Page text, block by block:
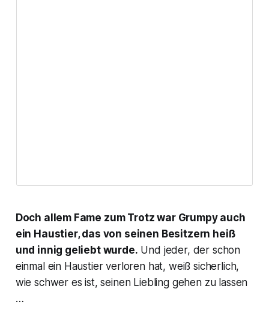
Doch allem Fame zum Trotz war Grumpyauch
ein Haustier, das von seinen Besitzern heiß
und innig geliebt wurde. Und jeder, der schon
einmal ein Haustier verloren hat, weiß sicherlich,
wie schwer es ist, seinen Liebling gehen zu lassen
…